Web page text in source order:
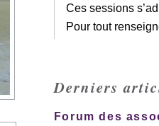
Ces sessions
Pour tout
Derniers
Forum des